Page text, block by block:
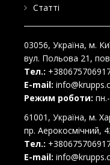
Статті
03056, Україна, м.
вул. Польова 21,
Тел.:
E-mail:
Режим роботи:
61001 , Україна, м.
пр. Аерокосмічний,
Тел.:
E-mail: